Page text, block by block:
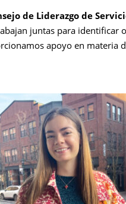
de Liderazgo de
juntas para identificar
apoyo en materia